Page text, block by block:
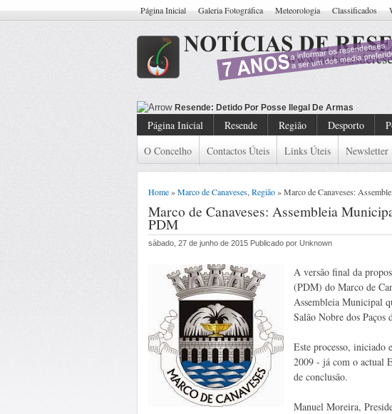
Página Inicial Galeria Fotográfica Meteorologia Classificados
Resende: Detido C
Página Inicial Resende Região Desporto
O Concelho
Contactos Úteis Links Úteis Newsletter
Home»Marco de Canaveses Região» Marco de Canaveses:
Marco de Canaveses: Assembleia
PDM
sábado, 27 de junho de 2015 Publicado por Unknown
A versão final da
(PDM) do Marco de
Assembleia Municipal
Salão Nobre dos Paços
Este processo, iniciado
2009 - já com o actual
de conclusão.
Manuel Moreira,